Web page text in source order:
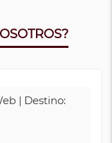
| Destino: